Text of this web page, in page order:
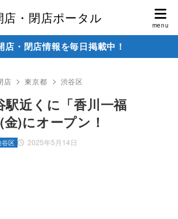
店・閉店ポータル
店・閉店情報を毎日掲載中！
店 東京都 渋谷区
駅近くに「香川一福
)にオープン！
谷区 2025年5月14日